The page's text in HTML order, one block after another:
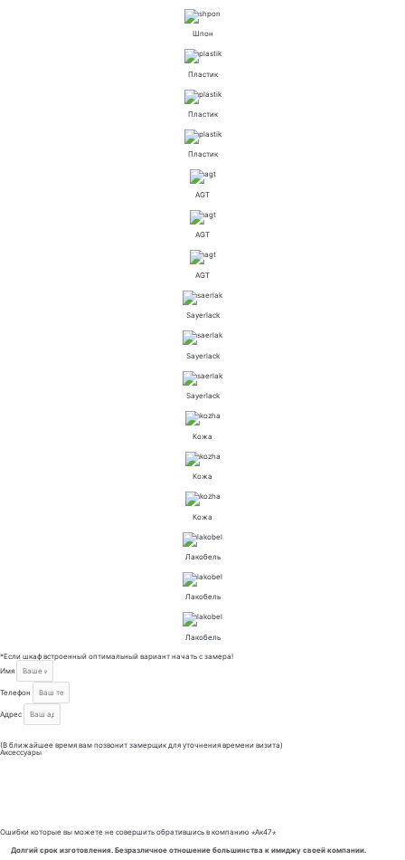
Шпон
Пластик
Пластик
Пластик
AGT
AGT
AGT
Sayerlack
Sayerlack
Sayerlack
Кожа
Кожа
Кожа
Лакобель
Лакобель
Лакобель
*Если шкаф встроенный оптимальный вариант начать с замера!
Имя
Телефон
Адрес
(В ближайшее время вам позвонит замерщик для уточнения времени визита)
Аксессуары
Ошибки которые вы можете не совершить обратившись в компанию ⋆Ак47⋆
Долгий срок изготовления. Безразличное отношение большинства к имиджу своей компании.